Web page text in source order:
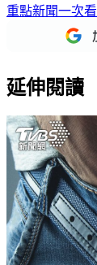
重點新聞一次看
延伸閱讀